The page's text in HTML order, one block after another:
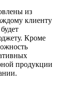
из
клиенту
Кроме
продукции